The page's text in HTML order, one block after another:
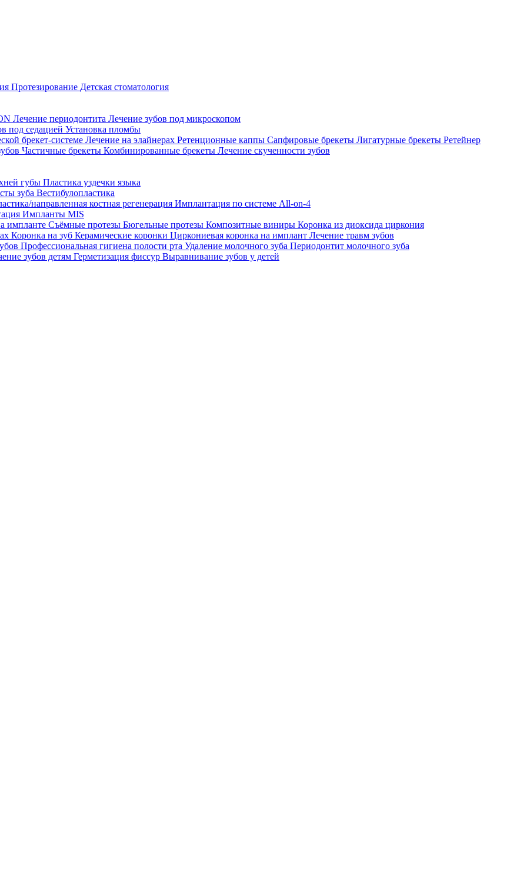
Протезирование Детская стоматология
Лечение периодонтита Лечение зубов под микроскопом
под седацией Установка пломбы
брекет-системе Лечение на элайнерах Ретенционные каппы Сапфировые брекеты Лигатурные брекеты Ретейнер
Частичные брекеты Комбинированные брекеты Лечение скученности зубов
губы Пластика уздечки языка
зуба Вестибулопластика
направленная костная регенерация Имплантация по системе All-on-4
Импланты MIS
импланте Съёмные протезы Бюгельные протезы Композитные виниры Коронка из диоксида циркония
Коронка на зуб Керамические коронки Циркониевая коронка на имплант Лечение травм зубов
Профессиональная гигиена полости рта Удаление молочного зуба Периодонтит молочного зуба
зубов детям Герметизация фиссур Выравнивание зубов у детей